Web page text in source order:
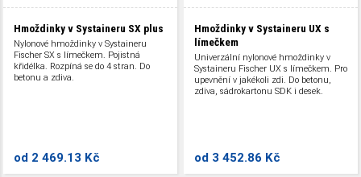
Hmoždinky v Systaineru SX plus
Nylonové hmoždinky v Systaineru
Fischer SX s límečkem. Pojistná
křidélka. Rozpíná se do 4 stran. Do
betonu a zdiva.
od 2 469.13 Kč
Hmoždinky v Systaineru UX s
límečkem
Univerzální nylonové hmoždinky v
Systaineru Fischer UX s límečkem. Pro
upevnění v jakékoli zdi. Do betonu,
zdiva, sádrokartonu SDK i desek.
od 3 452.86 Kč